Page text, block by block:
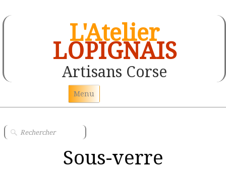
L'Atelier
LOPIGNAIS
Artisans Corse
Menu
Peinture sur papier peintSous-verre